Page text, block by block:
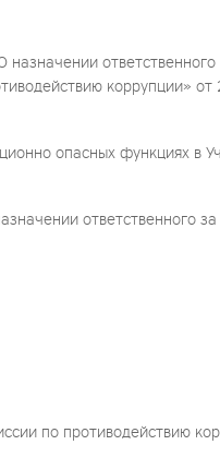
назначении
коррупции»
опасных функциях в
ответственного
по противодействию